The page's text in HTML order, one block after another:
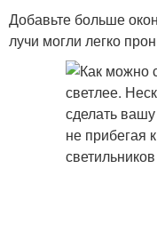
Добавьте больше
лучи могли легко